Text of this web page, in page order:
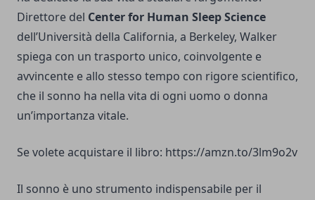
Direttore del Center for Human Sleep Science
dell’Università della California, a Berkeley, Walker
spiega con un trasporto unico, coinvolgente e
avvincente e allo stesso tempo con rigore scientifico,
che il sonno ha nella vita di ogni uomo o donna
un’importanza vitale.
Se volete acquistare il libro: https://amzn.to/3lm9o2v
Il sonno è uno strumento indispensabile per il